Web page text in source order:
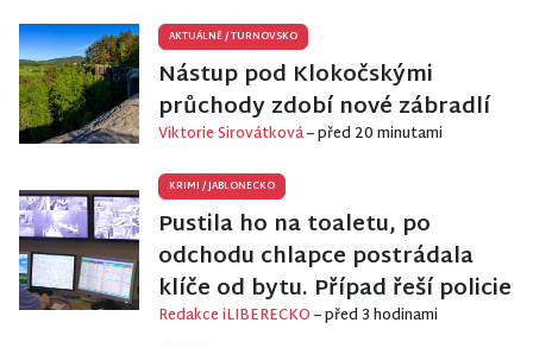
AKTUÁLNĚ/TURNOVSKO
Nástup pod Klokočskými
průchody zdobí nové zábradlí
Viktorie Sirovátková– před 20 minutami
KRIMI /JABLONECKO
Pustila ho na toaletu, po
odchodu chlapce postrádala
klíče od bytu. Případ řeší policie
Redakce iLIBERECKO– před 3 hodinami